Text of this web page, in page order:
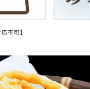
不可】